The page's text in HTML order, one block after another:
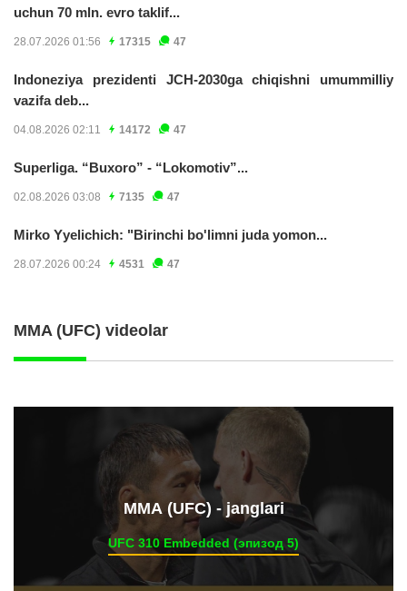
uchun 70 mln. evro taklif...
28.07.2026 01:56 17315 47
Indoneziya prezidenti JCH-2030ga chiqishni umummilliy
vazifa deb...
04.08.2026 02:11 14172 47
Superliga. “Buxoro” - “Lokomotiv”...
02.08.2026 03:08 7135 47
Mirko Yyelichich: "Birinchi bo'limni juda yomon...
28.07.2026 00:24 4531 47
MMA (UFC) videolar
ММА (UFC) - janglari
UFC 310 Embedded (эпизод 5)